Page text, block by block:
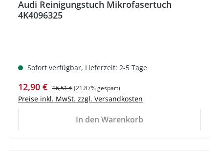
Audi Reinigungstuch Mikrofasertuch
4K4096325
Sofort verfügbar, Lieferzeit: 2-5 Tage
Verkaufspreis:
12,90 € Regulärer Preis:
16,51 €(21.87% gespart)
Preise inkl. MwSt. zzgl. Versandkosten
In den Warenkorb